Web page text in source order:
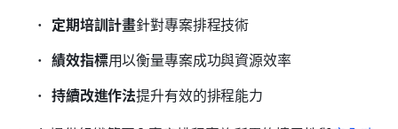
定期培訓計畫針對專案排程技術
績效指標用以衡量專案成功與資源效率
持續改進作法提升有效的排程能力